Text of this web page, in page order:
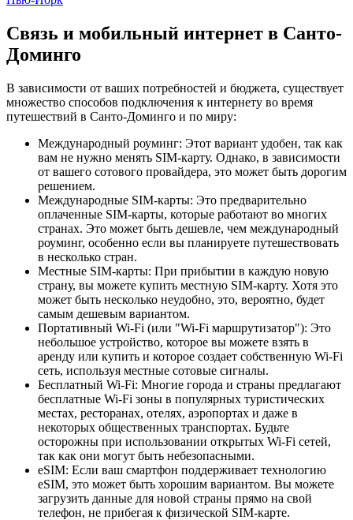
Связь и мобильный интернет в Санто-
Доминго
В зависимости от ваших потребностей и бюджета, существует
множество способов подключения к интернету во время
путешествий в Санто-Доминго и по миру:
Международный роуминг: Этот вариант удобен, так как
вам не нужно менять SIM-карту. Однако, в зависимости
от вашего сотового провайдера, это может быть дорогим
решением.
Международные SIM-карты: Это предварительно
оплаченные SIM-карты, которые работают во многих
странах. Это может быть дешевле, чем международный
роуминг, особенно если вы планируете путешествовать
в несколько стран.
Местные SIM-карты: При прибытии в каждую новую
страну, вы можете купить местную SIM-карту. Хотя это
может быть несколько неудобно, это, вероятно, будет
самым дешевым вариантом.
Портативный Wi-Fi (или "Wi-Fi маршрутизатор"): Это
небольшое устройство, которое вы можете взять в
аренду или купить и которое создает собственную Wi-Fi
сеть, используя местные сотовые сигналы.
Бесплатный Wi-Fi: Многие города и страны предлагают
бесплатные Wi-Fi зоны в популярных туристических
местах, ресторанах, отелях, аэропортах и даже в
некоторых общественных транспортах. Будьте
осторожны при использовании открытых Wi-Fi сетей,
так как они могут быть небезопасными.
eSIM: Если ваш смартфон поддерживает технологию
eSIM, это может быть хорошим вариантом. Вы можете
загрузить данные для новой страны прямо на свой
телефон, не прибегая к физической SIM-карте.